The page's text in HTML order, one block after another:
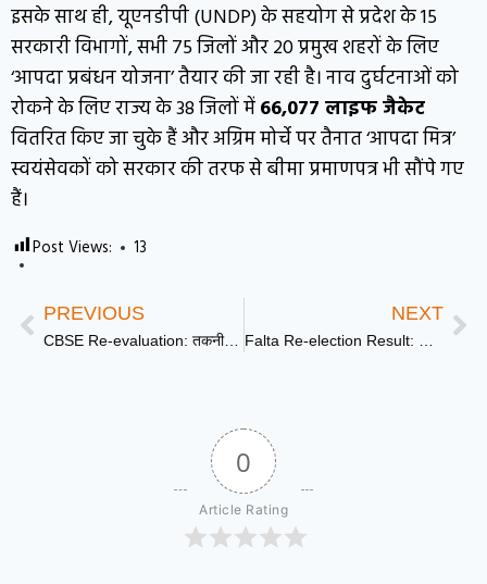
इसके साथ ही, यूएनडीपी (UNDP) के सहयोग से प्रदेश के 15
सरकारी विभागों, सभी 75 जिलों और 20 प्रमुख शहरों के लिए
‘आपदा प्रबंधन योजना’ तैयार की जा रही है। नाव दुर्घटनाओं को
रोकने के लिए राज्य के 38 जिलों में66,077 लाइफ जैकेट
वितरित किए जा चुके हैं और अग्रिम मोर्चे पर तैनात ‘आपदा मित्र’
स्वयंसेवकों को सरकार की तरफ से बीमा प्रमाणपत्र भी सौंपे गए
हैं।
Post Views: 13
PREVIOUS
CBSE Re-evaluation: तकनीकी गड़बड़ी से कटी अतिरिक्त फीस होगी वापस
NEXT
Falta Re-election Result: भाजपा के देवांशु पांडा की ऐतिहासिक जीत; 1.09 लाख से अधिक वोटों के अंतर से विरोधियों को रौंदा
0
Article Rating